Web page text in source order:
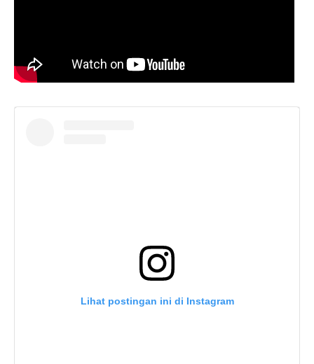
Lihat postingan ini di Instagram